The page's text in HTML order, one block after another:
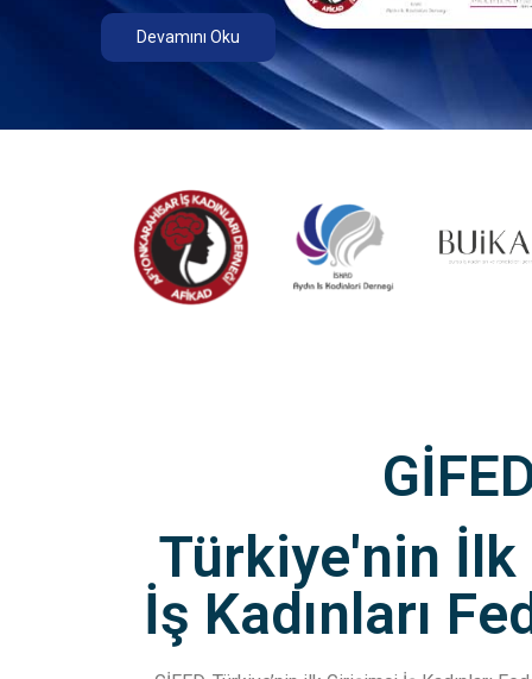
Devamını Oku
Türkiye'nin
İş Kadınları